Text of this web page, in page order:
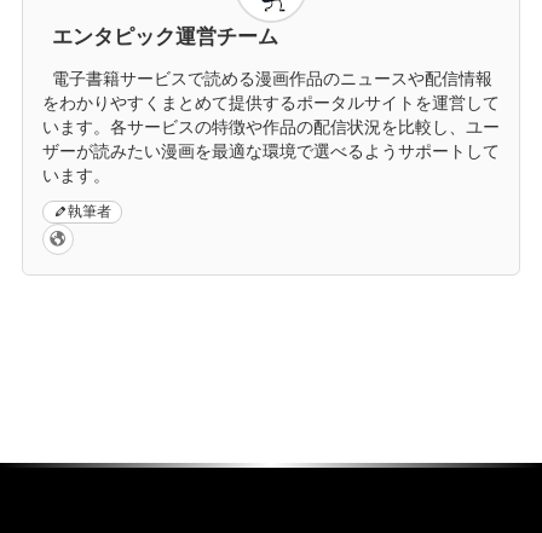
エンタピック運営チーム
電子書籍サービスで読める漫画作品のニュースや配信情報
をわかりやすくまとめて提供するポータルサイトを運営して
います。各サービスの特徴や作品の配信状況を比較し、ユー
ザーが読みたい漫画を最適な環境で選べるようサポートして
います。
執筆者